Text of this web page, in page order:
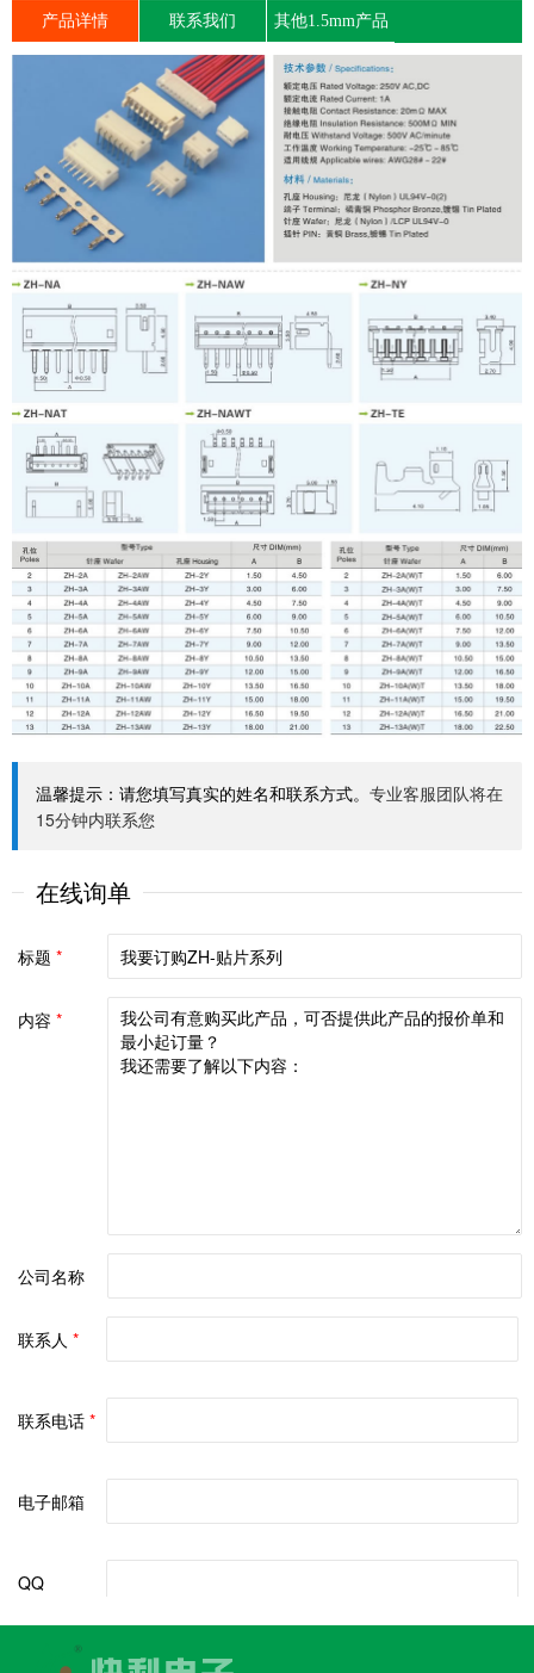
产品详情 联系我们 其他1.5mm产品